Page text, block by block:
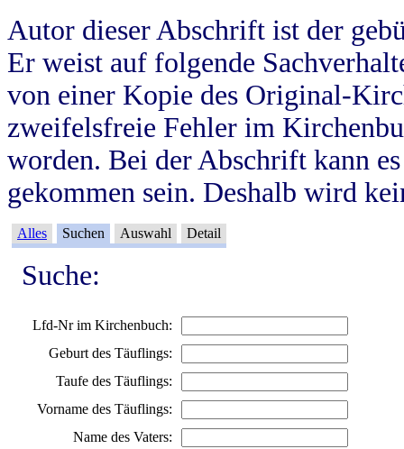
Autor dieser Abschrift ist der
Er weist auf folgende
von einer Kopie des Original-
zweifelsfreie Fehler im
worden. Bei der Abschrift kann
gekommen sein. Deshalb wird
Alles Suchen Auswahl Detail
Suche:
Lfd-Nr im Kirchenbuch:
Geburt des Täuflings:
Taufe des Täuflings:
Vorname des Täuflings:
Name des Vaters: